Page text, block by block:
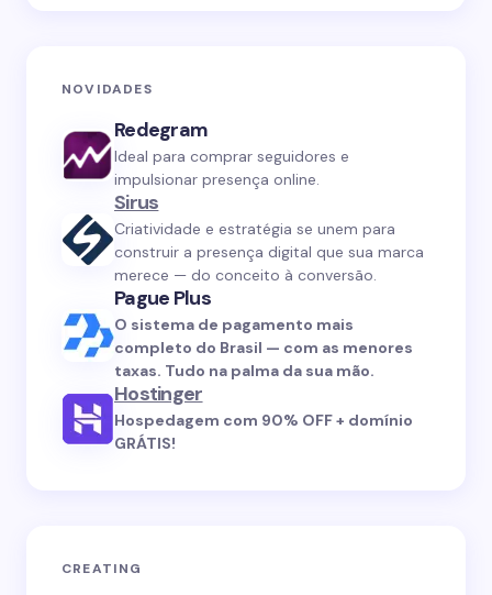
NOVIDADES
Redegram
Ideal para comprar seguidores e
impulsionar presença online.
Sirus
Criatividade e estratégia se unem para
construir a presença digital que sua marca
merece — do conceito à conversão.
Pague Plus
O sistema de pagamento mais
completo do Brasil — com as menores
taxas. Tudo na palma da sua mão.
Hostinger
Hospedagem com 90% OFF + domínio
GRÁTIS!
CREATING